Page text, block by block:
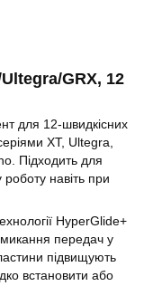
GRX, 12
для 12-швидкісних
XT, Ultegra,
Підходить для
навіть при
HyperGlide+
передач у
підвищують
встановити або